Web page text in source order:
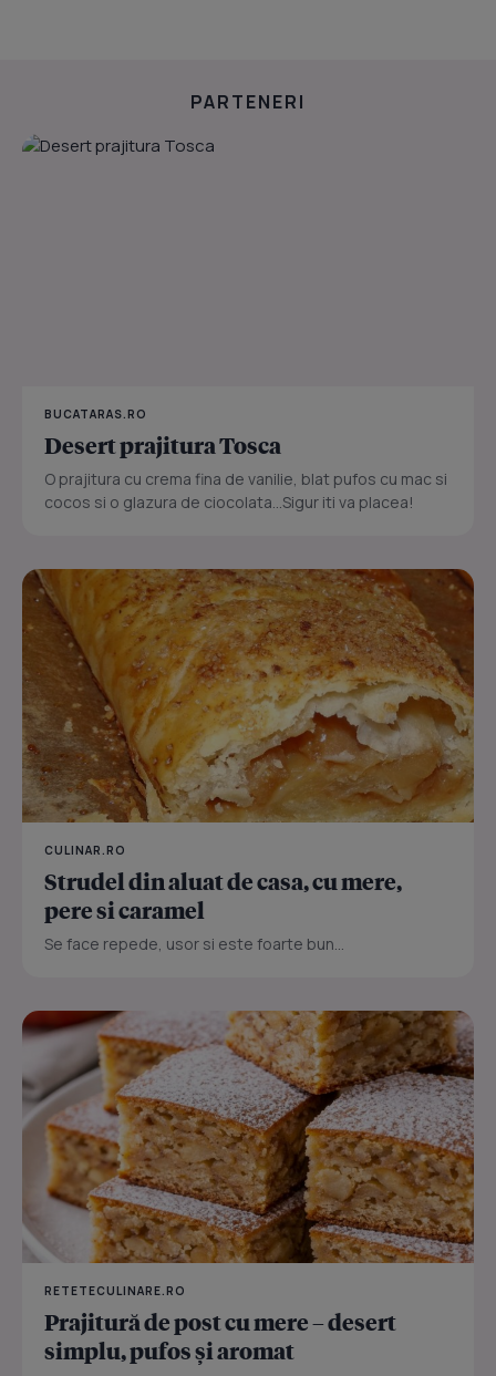
PARTENERI
BUCATARAS.RO
Desert prajitura Tosca
O prajitura cu crema fina de vanilie, blat pufos cu mac si
cocos si o glazura de ciocolata...Sigur iti va placea!
CULINAR.RO
Strudel din aluat de casa, cu mere,
pere si caramel
Se face repede, usor si este foarte bun...
RETETECULINARE.RO
Prajitură de post cu mere – desert
simplu, pufos și aromat